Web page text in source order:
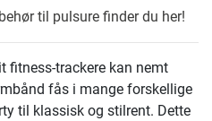
til pulsure finder du her!
fitness-trackere kan nemt
fås i mange forskellige
til klassisk og stilrent. Dette